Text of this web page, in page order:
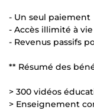
- Un seul paiement
- Accès illimité à vie
- Revenus passifs
** Résumé des
> 300 vidéos
> Enseignement